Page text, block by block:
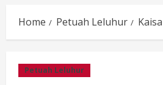
Home Petuah Leluhur
Petuah Leluhur